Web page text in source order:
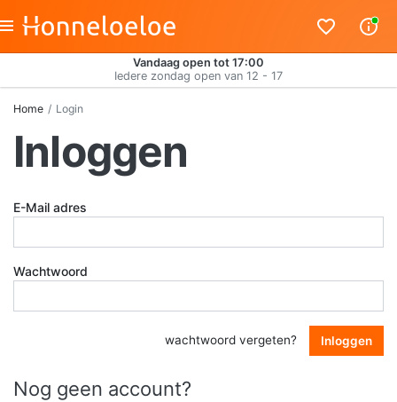
Vandaag open tot 17:00
Iedere zondag open van 12 - 17
Home Login
Inloggen
E-Mail adres
Wachtwoord
wachtwoord vergeten? Inloggen
Nog geen account?